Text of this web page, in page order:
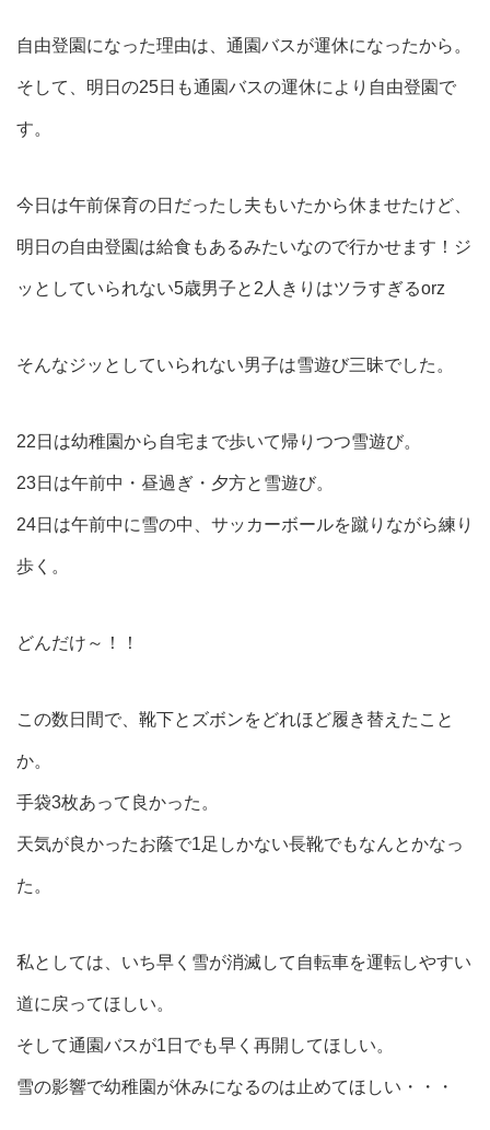
自由登園になった理由は、通園バスが運休になったから。
そして、明日の25日も通園バスの運休により自由登園で
す。
今日は午前保育の日だったし夫もいたから休ませたけど、
明日の自由登園は給食もあるみたいなので行かせます！ジ
ッとしていられない5歳男子と2人きりはツラすぎるorz
そんなジッとしていられない男子は雪遊び三昧でした。
22日は幼稚園から自宅まで歩いて帰りつつ雪遊び。
23日は午前中・昼過ぎ・夕方と雪遊び。
24日は午前中に雪の中、サッカーボールを蹴りながら練り
歩く。
どんだけ～！！
この数日間で、靴下とズボンをどれほど履き替えたこと
か。
手袋3枚あって良かった。
天気が良かったお蔭で1足しかない長靴でもなんとかなっ
た。
私としては、いち早く雪が消滅して自転車を運転しやすい
道に戻ってほしい。
そして通園バスが1日でも早く再開してほしい。
雪の影響で幼稚園が休みになるのは止めてほしい・・・